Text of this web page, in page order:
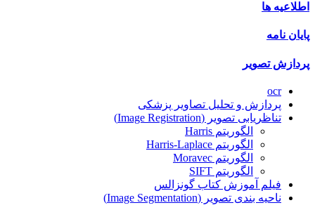
اطلاعیه ها
پایان نامه
پردازش تصویر
ocr
پردازش و تحلیل تصاویر پزشکی
تناظریابی تصویر (Image Registration)
الگوریتم Harris
الگوریتم Harris-Laplace
الگوریتم Moravec
الگوریتم SIFT
فیلم آموزش کتاب گونزالس
ناحیه بندی تصویر (Image Segmentation)